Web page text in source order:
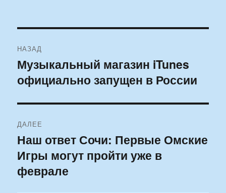
по
записям
НАЗАД
Предыдущая
запись:
Музыкальный магазин iTunes
официально запущен в России
ДАЛЕЕ
Следующая
запись:
Наш ответ Сочи: Первые Омские
Игры могут пройти уже в
феврале